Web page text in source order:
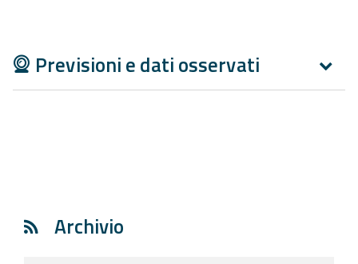
Previsioni e dati osservati
Archivio